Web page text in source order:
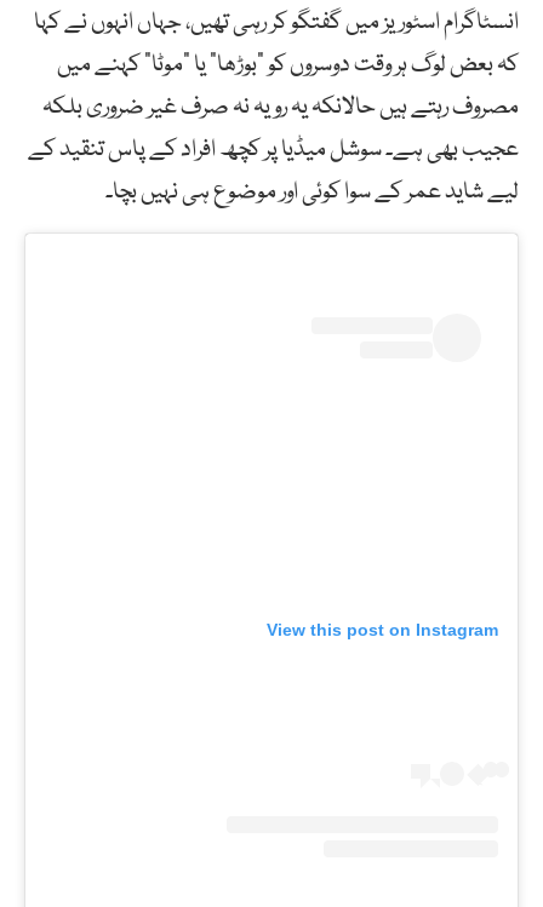
انسٹاگرام اسٹوریز میں گفتگو کر رہی تھیں، جہاں انہوں نے کہا
کہ بعض لوگ ہر وقت دوسروں کو “بوڑھا” یا “موٹا” کہنے میں
مصروف رہتے ہیں حالانکہ یہ رویہ نہ صرف غیر ضروری بلکہ
عجیب بھی ہے۔ سوشل میڈیا پر کچھ افراد کے پاس تنقید کے
لیے شاید عمر کے سوا کوئی اور موضوع ہی نہیں بچا۔
View this post on Instagram